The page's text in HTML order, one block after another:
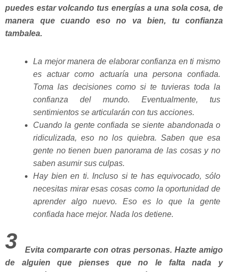
puedes estar volcando tus energías a una sola cosa, de
manera que cuando eso no va bien, tu confianza
tambalea.
La mejor manera de elaborar confianza en ti mismo
es actuar como actuaría una persona confiada.
Toma las decisiones como si te tuvieras toda la
confianza del mundo. Eventualmente, tus
sentimientos se articularán con tus acciones.
Cuando la gente confiada se siente abandonada o
ridiculizada, eso no los quiebra. Saben que esa
gente no tienen buen panorama de las cosas y no
saben asumir sus culpas.
Hay bien en ti. Incluso si te has equivocado, sólo
necesitas mirar esas cosas como la oportunidad de
aprender algo nuevo. Eso es lo que la gente
confiada hace mejor. Nada los detiene.
3 Evita compararte con otras personas. Hazte amigo
de alguien que pienses que no le falta nada y